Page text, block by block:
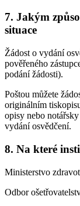
7. Jakým
situace
Žádost o vydání
pověřeného
podání žádosti).
Poštou můžete
originálním
opisy nebo
vydání osvědčení.
8. Na které
Ministerstvo
Odbor